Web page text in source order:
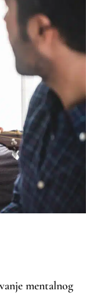
mentalnog